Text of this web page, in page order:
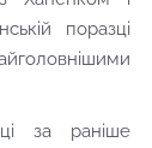
поразці
за раніше